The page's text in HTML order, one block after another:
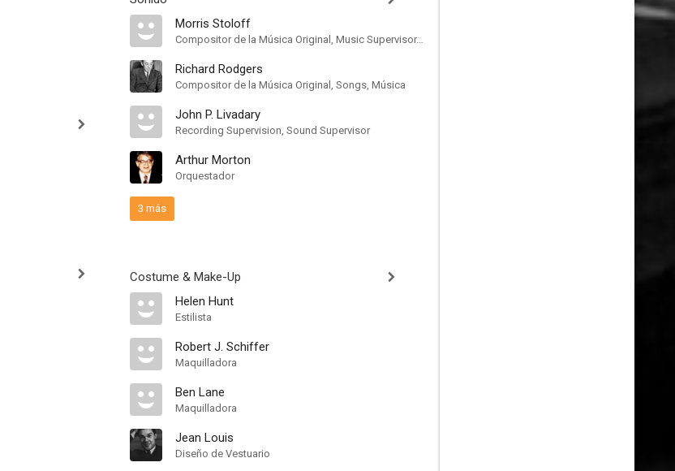
Morris Stoloff
Compositor de la Música Original, Music Supervisor, Conductor
Richard Rodgers
Compositor de la Música Original, Songs, Música
John P. Livadary
Recording Supervision, Sound Supervisor
Arthur Morton
Orquestador
3 más
Costume & Make-Up
Helen Hunt
Estilista
Robert J. Schiffer
Maquilladora
Ben Lane
Maquilladora
Jean Louis
Diseño de Vestuario